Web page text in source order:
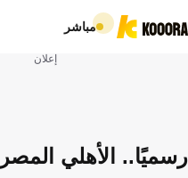
مباشر
إعلان
رسميًا.. الأهلي